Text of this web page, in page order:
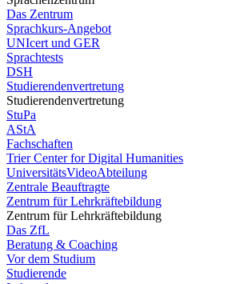
Das Zentrum
Sprachkurs-Angebot
UNIcert und GER
Sprachtests
DSH
Studierendenvertretung
Studierendenvertretung
StuPa
AStA
Fachschaften
Trier Center for Digital Humanities
UniversitätsVideoAbteilung
Zentrale Beauftragte
Zentrum für Lehrkräftebildung
Zentrum für Lehrkräftebildung
Das ZfL
Beratung & Coaching
Vor dem Studium
Studierende